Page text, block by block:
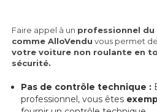
Faire appel à un professionnel du
comme AlloVendu vous permet
votre voiture non roulante en
sécurité.
Pas de contrôle technique :
professionnel, vous êtes